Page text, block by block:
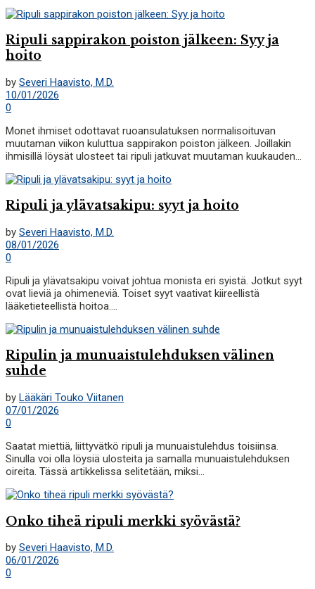
Ripuli sappirakon poiston jälkeen: Syy ja
hoito
by Severi Haavisto, M.D.
10/01/2026
0
Monet ihmiset odottavat ruoansulatuksen normalisoituvan
muutaman viikon kuluttua sappirakon poiston jälkeen. Joillakin
ihmisillä löysät ulosteet tai ripuli jatkuvat muutaman kuukauden...
Ripuli ja ylävatsakipu: syyt ja hoito
by Severi Haavisto, M.D.
08/01/2026
0
Ripuli ja ylävatsakipu voivat johtua monista eri syistä. Jotkut syyt
ovat lieviä ja ohimeneviä. Toiset syyt vaativat kiireellistä
lääketieteellistä hoitoa....
Ripulin ja munuaistulehduksen välinen
suhde
by Lääkäri Touko Viitanen
07/01/2026
0
Saatat miettiä, liittyvätkö ripuli ja munuaistulehdus toisiinsa.
Sinulla voi olla löysiä ulosteita ja samalla munuaistulehduksen
oireita. Tässä artikkelissa selitetään, miksi...
Onko tiheä ripuli merkki syövästä?
by Severi Haavisto, M.D.
06/01/2026
0